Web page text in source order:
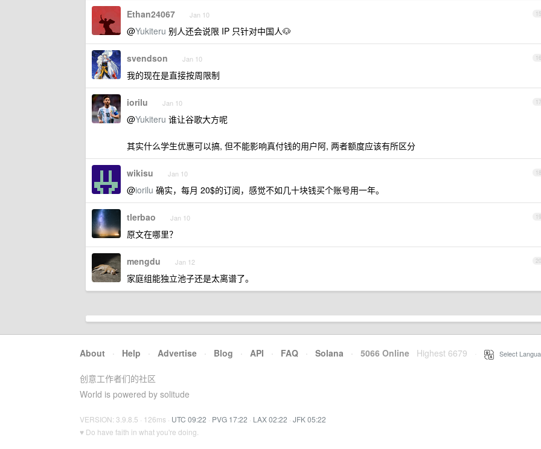
15
Ethan24067 Jan 10
@Yukiteru 别人还会说限 IP 只针对中国人🐶
16
svendson Jan 10
我的现在是直接按周限制
17
iorilu Jan 10
@Yukiteru 谁让谷歌大方呢
其实什么学生优惠可以搞, 但不能影响真付钱的用户阿, 两者额度应该有所区分
18
wikisu Jan 10
@iorilu 确实，每月 20$的订阅，感觉不如几十块钱买个账号用一年。
19
tlerbao Jan 10
原文在哪里？
20
mengdu Jan 12
家庭组能独立池子还是太离谱了。
About · Help · Advertise · Blog · API · FAQ · Solana · 5066 Online Highest 6679 Select
创意工作者们的社区
World is powered by solitude
VERSION: 3.9.8.5 · 126ms · UTC 09:22 · PVG 17:22 · LAX 02:22 · JFK 05:22
♥ Do have faith in what you're doing.